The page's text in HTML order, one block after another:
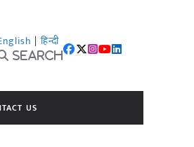
| हिन्दी
Search
US